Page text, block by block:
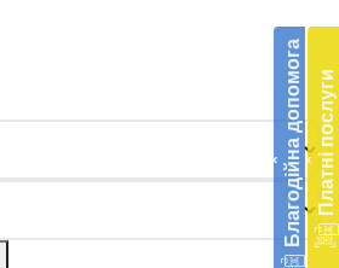
‹ Благодійна допомогав
‹ Платні послуги